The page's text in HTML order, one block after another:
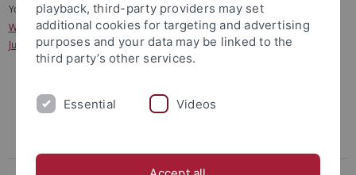
You are here: Startseite
...
Wissenschaftliche Begleitforschung für das "Projekt Chance - Aus der
Jugendstrafanstalt ins Jugendheim."
Evaluation der Sozialen Diagnostik und daran anschließender
Intervention im Bereich Bewährungshilfe und Führungsaufsicht bei
playback, third-party providers may set
additional cookies for targeting and advertising
purposes and your data may be linked to the
third party’s other services.
Essential Videos